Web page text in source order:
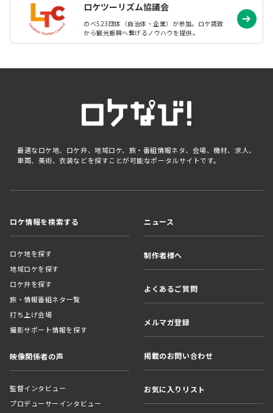
ロケツーリズム協議会
のべ523団体（自治体・企業）が参加。ロケ誘致
から観光振興へ繋げるノウハウを提供。
最適なロケ地、ロケ弁、地域ロケ、旅・番組情報ネタ、会場、機材、求人、
車両、美術、衣装などを探すことが可能なポータルサイトです。
ロケ情報を検索する
ロケ地を探す
地域ロケを探す
ロケ弁を探す
旅・情報番組ネタ一覧
打ち上げ会場
撮影サポート情報を探す
映像関係者の声
監督インタビュー
プロデューサーインタビュー
ニュース
制作者様へ
よくあるご質問
メルマガ登録
掲載のお問い合わせ
お気に入りリスト